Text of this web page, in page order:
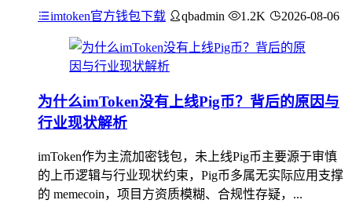
imtoken官方钱包下载 qbadmin 1.2K 2026-08-06
为什么imToken没有上线Pig币？背后的原因与
行业现状解析
imToken作为主流加密钱包，未上线Pig币主要源于审慎
的上币逻辑与行业现状约束，Pig币多属无实际应用支撑
的 memecoin，项目方资质模糊、合规性存疑，...